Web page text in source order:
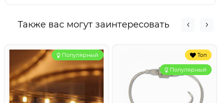
Также вас могут заинтересовать
Популярный Топ
Популярный